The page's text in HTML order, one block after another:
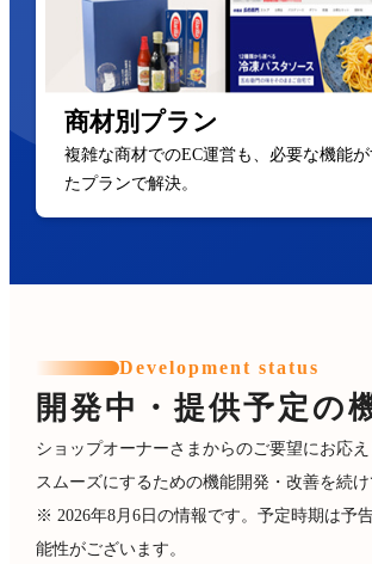
商材別プラン
複雑な商材でのEC運営も、必要な機能
たプランで解決。
Development status
開発中・提供予定の
ショップオーナーさまからのご要望にお応
スムーズにするための機能開発・改善を続け
※ 2026年8月6日の情報です。予定時期は予
能性がございます。